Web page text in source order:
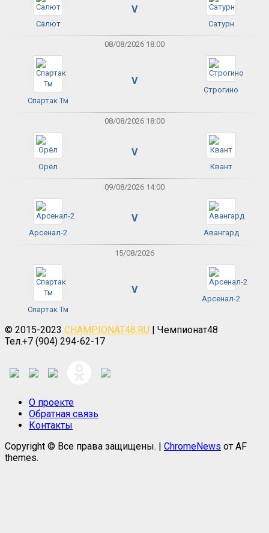
Салют
V
Сатурн
08/08/2026 18:00
Спартак Тм
V
Строгино
08/08/2026 18:00
Орёл
V
Квант
09/08/2026 14:00
Арсенал-2
V
Авангард
15/08/2026
Спартак Тм
V
Арсенал-2
© 2015-2023 CHAMPIONAT48.RU | Чемпионат48
Тел.+7 (904) 294-62-17
О проекте
Обратная связь
Контакты
Copyright © Все права защищены. | ChromeNews от AF
themes.